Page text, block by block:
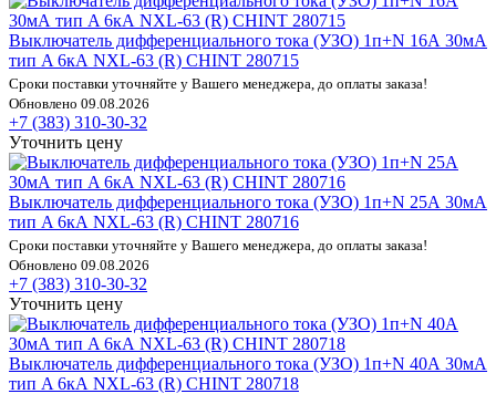
Выключатель дифференциального тока (УЗО) 1п+N 16А 30мА
тип A 6кА NXL-63 (R) CHINT 280715
Сроки поставки уточняйте у Вашего менеджера, до оплаты заказа!
Обновлено 09.08.2026
+7 (383) 310-30-32
Уточнить цену
Выключатель дифференциального тока (УЗО) 1п+N 25А 30мА
тип A 6кА NXL-63 (R) CHINT 280716
Сроки поставки уточняйте у Вашего менеджера, до оплаты заказа!
Обновлено 09.08.2026
+7 (383) 310-30-32
Уточнить цену
Выключатель дифференциального тока (УЗО) 1п+N 40А 30мА
тип A 6кА NXL-63 (R) CHINT 280718